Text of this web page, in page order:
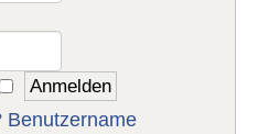
Benutzername